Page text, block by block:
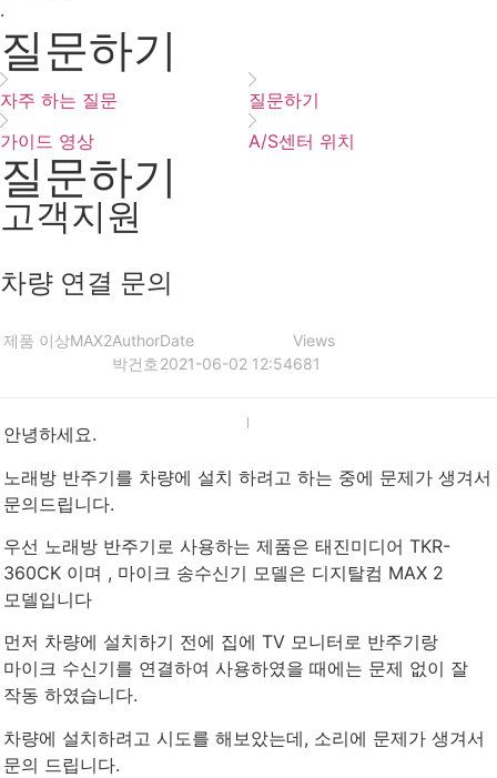
·
질문하기
자주 하는 질문
질문하기
가이드 영상
A/S센터 위치
질문하기
고객지원
차량 연결 문의
제품 이상MAX2Author
박건호
Date
2021-06-02 12:54
Views
681
안녕하세요.
노래방 반주기를 차량에 설치 하려고 하는 중에 문제가 생겨서
문의드립니다.
우선 노래방 반주기로 사용하는 제품은 태진미디어 TKR-
360CK 이며 , 마이크 송수신기 모델은 디지탈컴 MAX 2
모델입니다
먼저 차량에 설치하기 전에 집에 TV 모니터로 반주기랑
마이크 수신기를 연결하여 사용하였을 때에는 문제 없이 잘
작동 하였습니다.
차량에 설치하려고 시도를 해보았는데, 소리에 문제가 생겨서
문의 드립니다.